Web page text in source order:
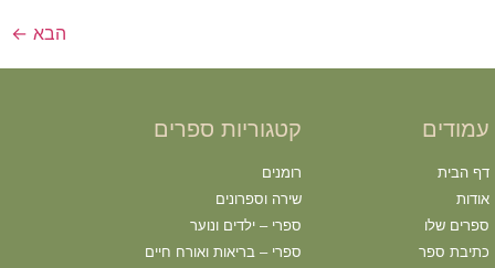
הבא ←
עמודים
דף הבית
אודות
ספרים שלו
כתיבת ספר
קטגוריות ספרים
רומנים
שירה וספרונים
ספרי – ילדים ונוער
ספרי – בריאות ואורח חיים